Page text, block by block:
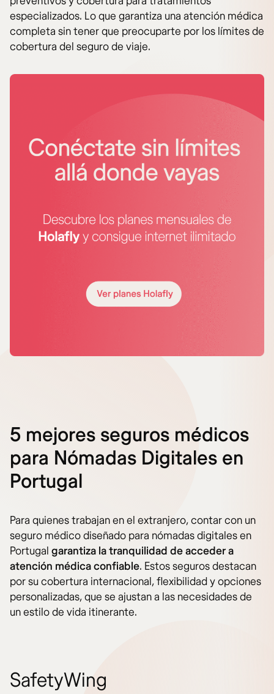
especializados. Lo que garantiza una atención médica
completa sin tener que preocuparte por los límites de
cobertura del seguro de viaje.
5 mejores seguros médicos
para Nómadas Digitales en
Portugal
Para quienes trabajan en el extranjero, contar con un
seguro médico diseñado para nómadas digitales en
Portugal garantiza la tranquilidad de acceder a
atención médica confiable. Estos seguros destacan
por su cobertura internacional, flexibilidad y opciones
personalizadas, que se ajustan a las necesidades de
un estilo de vida itinerante.
SafetyWing